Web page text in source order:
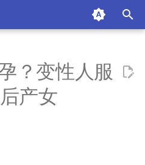
？变性人服
产女